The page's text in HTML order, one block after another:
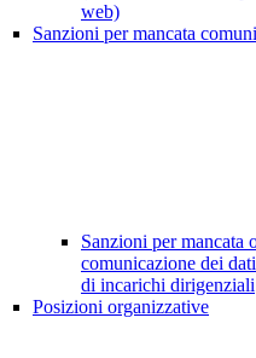
web)
Sanzioni per mancata
Sanzioni per mancata
comunicazione dei
di incarichi dirigenziali
Posizioni organizzative